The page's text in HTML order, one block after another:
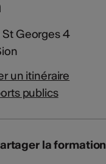
Georges 4
un itinéraire
publics
la formation